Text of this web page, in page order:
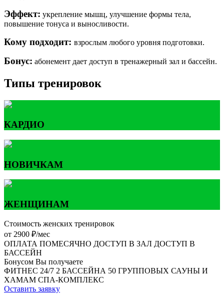
Эффект: укрепление мышц, улучшение формы тела,
повышение тонуса и выносливости.
Кому подходит: взрослым любого уровня подготовки.
Бонус: абонемент дает доступ в тренажерный зал и бассейн.
Типы тренировок
КАРДИО
НОВИЧКАМ
ЖЕНЩИНАМ
Стоимость женских тренировок
от 2900 ₽/мес
ОПЛАТА ПОМЕСЯЧНО ДОСТУП В ЗАЛ ДОСТУП В
БАССЕЙН
Бонусом Вы получаете
ФИТНЕС 24/7 2 БАССЕЙНА 50 ГРУППОВЫХ САУНЫ И
ХАМАМ СПА-КОМПЛЕКС
Оставить заявку